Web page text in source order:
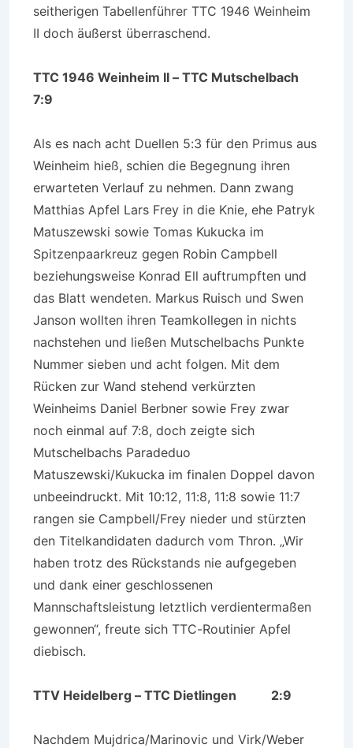
seitherigen Tabellenführer TTC 1946 Weinheim
II doch äußerst überraschend.
TTC 1946 Weinheim II – TTC Mutschelbach
7:9
Als es nach acht Duellen 5:3 für den Primus aus
Weinheim hieß, schien die Begegnung ihren
erwarteten Verlauf zu nehmen. Dann zwang
Matthias Apfel Lars Frey in die Knie, ehe Patryk
Matuszewski sowie Tomas Kukucka im
Spitzenpaarkreuz gegen Robin Campbell
beziehungsweise Konrad Ell auftrumpften und
das Blatt wendeten. Markus Ruisch und Swen
Janson wollten ihren Teamkollegen in nichts
nachstehen und ließen Mutschelbachs Punkte
Nummer sieben und acht folgen. Mit dem
Rücken zur Wand stehend verkürzten
Weinheims Daniel Berbner sowie Frey zwar
noch einmal auf 7:8, doch zeigte sich
Mutschelbachs Paradeduo
Matuszewski/Kukucka im finalen Doppel davon
unbeeindruckt. Mit 10:12, 11:8, 11:8 sowie 11:7
rangen sie Campbell/Frey nieder und stürzten
den Titelkandidaten dadurch vom Thron. „Wir
haben trotz des Rückstands nie aufgegeben
und dank einer geschlossenen
Mannschaftsleistung letztlich verdientermaßen
gewonnen“, freute sich TTC-Routinier Apfel
diebisch.
TTV Heidelberg – TTC Dietlingen 2:9
Nachdem Mujdrica/Marinovic und Virk/Weber